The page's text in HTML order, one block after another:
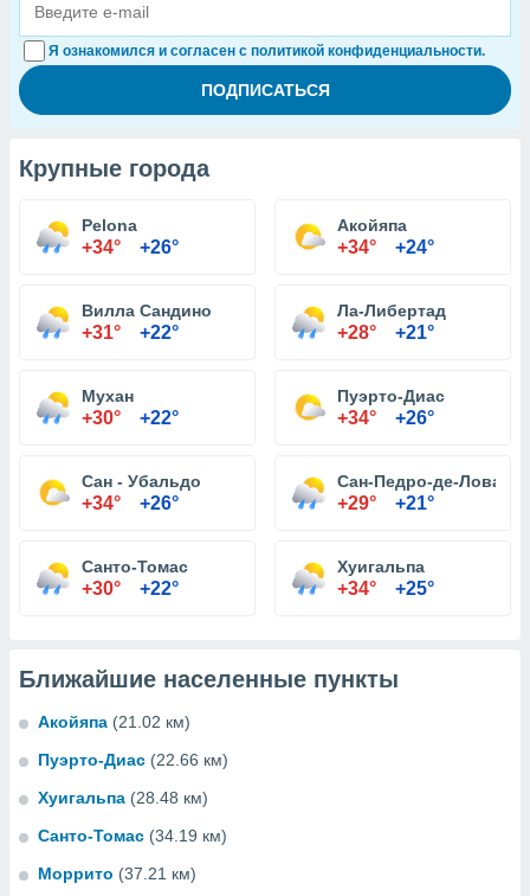
Я ознакомился и согласен с политикой конфиденциальности.
Крупные города
Pelona
+34° +26°
Акойяпа
+34° +24°
Вилла Сандино
+31° +22°
Ла-Либертад
+28° +21°
Мухан
+30° +22°
Пуэрто-Диас
+34° +26°
Сан - Убальдо
+34° +26°
Сан-Педро-де-Ловаго
+29° +21°
Санто-Томас
+30° +22°
Хуигальпа
+34° +25°
Ближайшие населенные пункты
Акойяпа (21.02 км)
Пуэрто-Диас (22.66 км)
Хуигальпа (28.48 км)
Санто-Томас (34.19 км)
Моррито (37.21 км)